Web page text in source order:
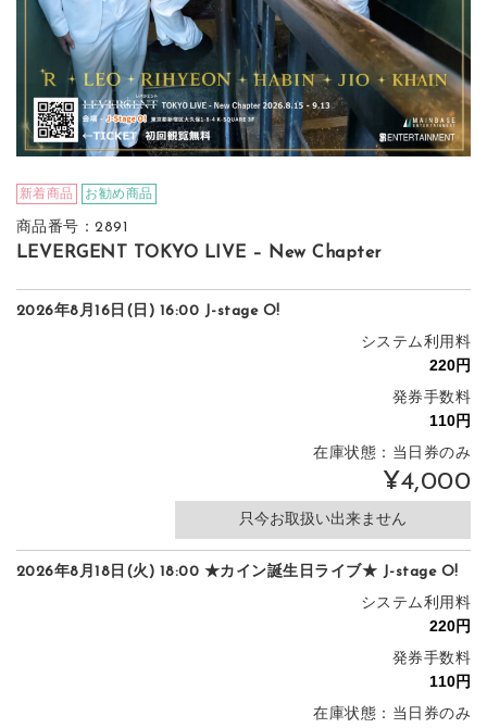
新着商品 お勧め商品
商品番号：2891
LEVERGENT TOKYO LIVE – New Chapter
2026年8月16日(日) 16:00 J-stage O!
システム利用料
発券手数料
在庫状態：当日券のみ
¥4,000
只今お取扱い出来ません
2026年8月18日(火) 18:00 ★カイン誕生日ライブ★ J-stage O!
システム利用料
発券手数料
在庫状態：当日券のみ